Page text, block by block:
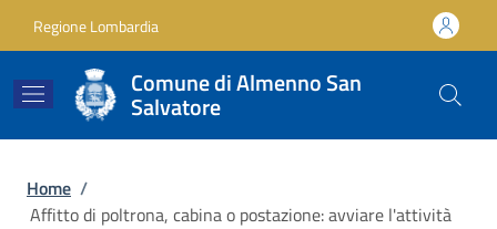
Regione Lombardia
Comune di Almenno San
Salvatore
Briciole di pane
Home /
Affitto di poltrona, cabina o postazione: avviare l'attività